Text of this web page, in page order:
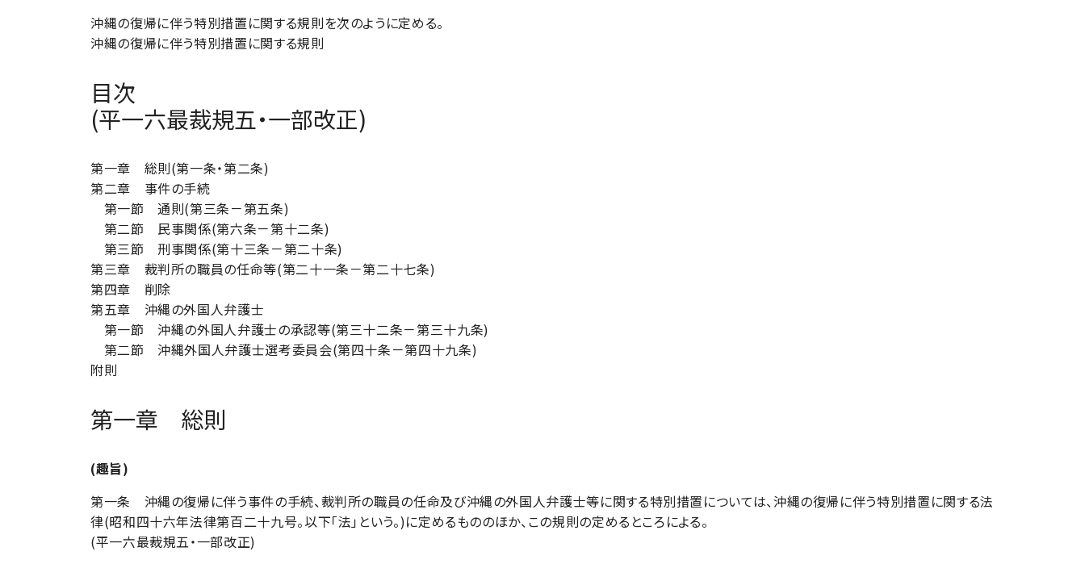
沖縄の復帰に伴う特別措置に関する規則を次のように定める。
沖縄の復帰に伴う特別措置に関する規則
目次
(平一六最裁規五・一部改正)
第一章 総則(第一条・第二条)
第二章 事件の手続
第一節 通則(第三条－第五条)
第二節 民事関係(第六条－第十二条)
第三節 刑事関係(第十三条－第二十条)
第三章 裁判所の職員の任命等(第二十一条－第二十七条)
第四章 削除
第五章 沖縄の外国人弁護士
第一節 沖縄の外国人弁護士の承認等(第三十二条－第三十九条)
第二節 沖縄外国人弁護士選考委員会(第四十条－第四十九条)
附則
第一章 総則
(趣旨)
第一条 沖縄の復帰に伴う事件の手続、裁判所の職員の任命及び沖縄の外国人弁護士等に関する特別措置については、沖縄の復帰に伴う特別措置に関する法
律(昭和四十六年法律第百二十九号。以下「法」という。)に定めるもののほか、この規則の定めるところによる。
(平一六最裁規五・一部改正)